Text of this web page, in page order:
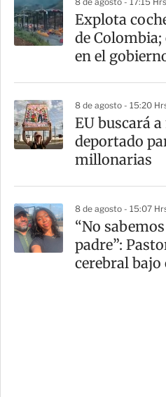
Explota
de Colombia;
en el
8 de agosto - 15:20
EU buscará
deportado
millonarias
8 de agosto - 15:07
“No
padre”:
cerebral bajo